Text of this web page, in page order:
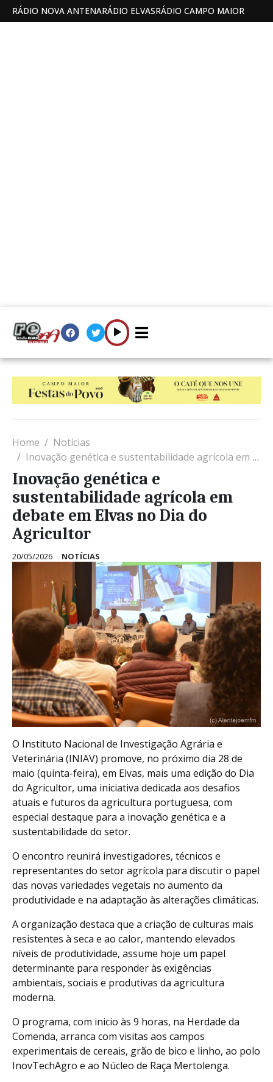
RÁDIO NOVA ANTENARÁDIO ELVASRÁDIO CAMPO MAIOR
Home
Notícias
Inovação genética e sustentabilidade agrícola em debate em Elvas no Dia do Agricultor
Inovação genética e
sustentabilidade agrícola em
debate em Elvas no Dia do
Agricultor
20/05/2026 NOTÍCIAS
O Instituto Nacional de Investigação Agrária e
Veterinária (INIAV) promove, no próximo dia 28 de
maio (quinta-feira), em Elvas, mais uma edição do Dia
do Agricultor, uma iniciativa dedicada aos desafios
atuais e futuros da agricultura portuguesa, com
especial destaque para a inovação genética e a
sustentabilidade do setor.
O encontro reunirá investigadores, técnicos e
representantes do setor agrícola para discutir o papel
das novas variedades vegetais no aumento da
produtividade e na adaptação às alterações climáticas.
A organização destaca que a criação de culturas mais
resistentes à seca e ao calor, mantendo elevados
níveis de produtividade, assume hoje um papel
determinante para responder às exigências
ambientais, sociais e produtivas da agricultura
moderna.
O programa, com inicio às 9 horas, na Herdade da
Comenda, arranca com visitas aos campos
experimentais de cereais, grão de bico e linho, ao polo
InovTechAgro e ao Núcleo de Raça Mertolenga.